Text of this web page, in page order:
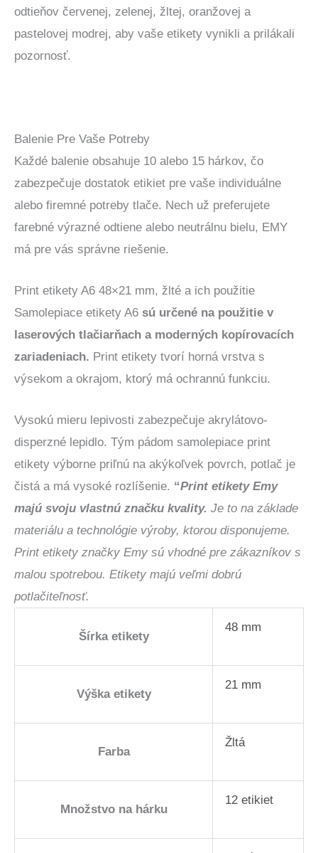
odtieňov červenej, zelenej, žltej, oranžovej a
pastelovej modrej, aby vaše etikety vynikli a prilákali
pozornosť.
Balenie Pre Vaše Potreby
Každé balenie obsahuje 10 alebo 15 hárkov, čo
zabezpečuje dostatok etikiet pre vaše individuálne
alebo firemné potreby tlače. Nech už preferujete
farebné výrazné odtiene alebo neutrálnu bielu, EMY
má pre vás správne riešenie.
Print etikety A6 48×21 mm, žlté a ich použitie
Samolepiace etikety A6 sú určené na použitie v
laserových tlačiarňach a moderných kopírovacích
zariadeniach. Print etikety tvorí horná vrstva s
výsekom a okrajom, ktorý má ochrannú funkciu.
Vysokú mieru lepivosti zabezpečuje akrylátovo-
disperzné lepidlo. Tým pádom samolepiace print
etikety výborne priľnú na akýkoľvek povrch, potlač je
čistá a má vysoké rozlíšenie. “Print etikety Emy
majú svoju vlastnú značku kvality. Je to na základe
materiálu a technológie výroby, ktorou disponujeme.
Print etikety značky Emy sú vhodné pre zákazníkov s
malou spotrebou. Etikety majú veľmi dobrú
potlačiteľnosť.
Šírka etikety
48 mm
Výška etikety
21 mm
Farba
Žltá
Množstvo na hárku
12 etikiet